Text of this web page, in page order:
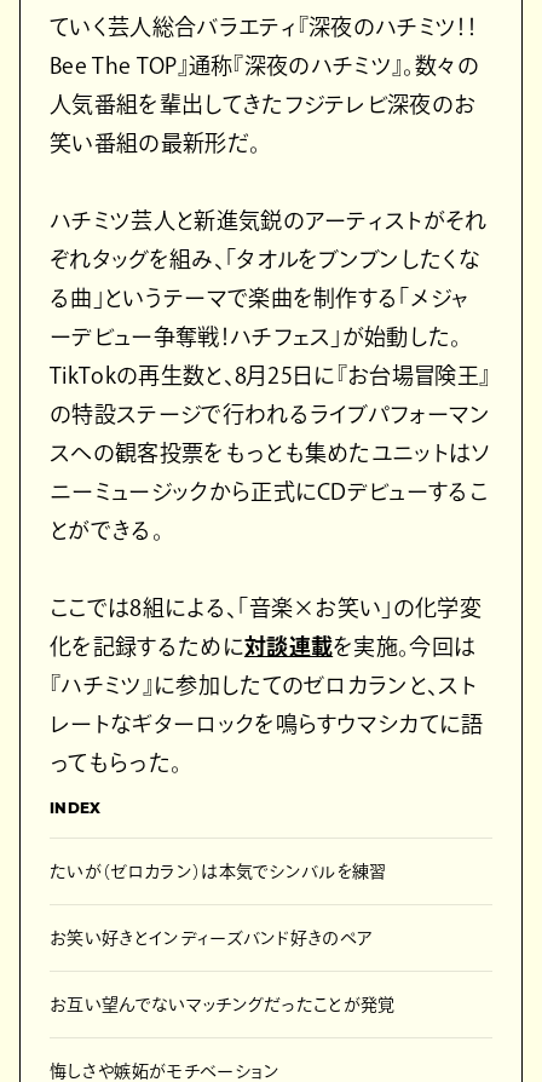
ていく芸人総合バラエティ『深夜のハチミツ！！
Bee The TOP』通称『深夜のハチミツ』。数々の
人気番組を輩出してきたフジテレビ深夜のお
笑い番組の最新形だ。
ハチミツ芸人と新進気鋭のアーティストがそれ
ぞれタッグを組み、「タオルをブンブンしたくな
る曲」というテーマで楽曲を制作する「メジャ
ーデビュー争奪戦！ハチフェス」が始動した。
TikTokの再生数と、8月25日に『お台場冒険王』
の特設ステージで行われるライブパフォーマン
スへの観客投票をもっとも集めたユニットはソ
ニーミュージックから正式にCDデビューするこ
とができる。
ここでは8組による、「音楽×お笑い」の化学変
化を記録するために対談連載を実施。今回は
『ハチミツ』に参加したてのゼロカランと、スト
レートなギターロックを鳴らすウマシカてに語
ってもらった。
INDEX
たいが（ゼロカラン）は本気でシンバルを練習
お笑い好きとインディーズバンド好きのペア
お互い望んでないマッチングだったことが発覚
悔しさや嫉妬がモチベーション